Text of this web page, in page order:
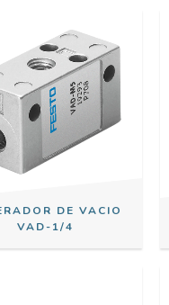
DE VACIO
VAD-1/4